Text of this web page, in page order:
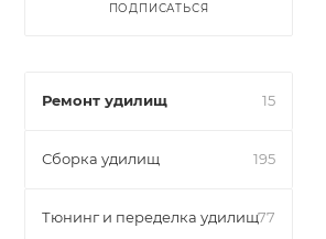
ПОДПИСАТЬСЯ
Ремонт удилищ 15
Сборка удилищ 195
Тюнинг и переделка удилищ77